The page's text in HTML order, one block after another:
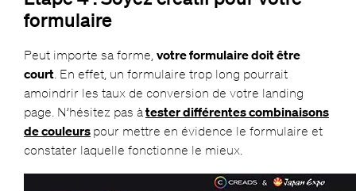
formulaire
Peut importe sa forme, votre formulaire doit être
court. En effet, un formulaire trop long pourrait
amoindrir les taux de conversion de votre landing
page. N’hésitez pas à tester différentes combinaisons
de couleurs pour mettre en évidence le formulaire et
constater laquelle fonctionne le mieux.